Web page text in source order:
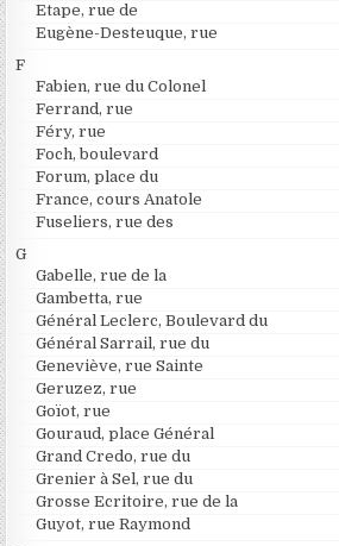
Etape, rue de
Eugène-Desteuque, rue
F
Fabien, rue du Colonel
Ferrand, rue
Féry, rue
Foch, boulevard
Forum, place du
France, cours Anatole
Fuseliers, rue des
G
Gabelle, rue de la
Gambetta, rue
Général Leclerc, Boulevard du
Général Sarrail, rue du
Geneviève, rue Sainte
Geruzez, rue
Goïot, rue
Gouraud, place Général
Grand Credo, rue du
Grenier à Sel, rue du
Grosse Ecritoire, rue de la
Guyot, rue Raymond